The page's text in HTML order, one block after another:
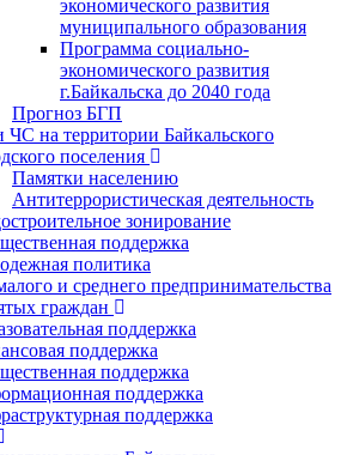
экономического развития
муниципального образования
Программа социально-
экономического развития
г.Байкальска до 2040 года
Прогноз БГП
на территории Байкальского
поселения
Памятки населению
Антитеррористическая деятельность
зонирование
поддержка
политика
и среднего предпринимательства
граждан
поддержка
поддержка
поддержка
поддержка
поддержка